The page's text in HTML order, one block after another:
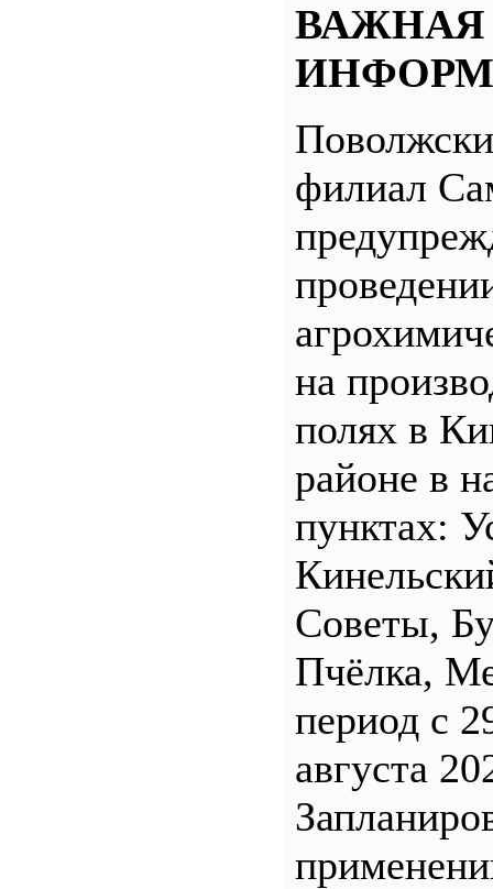
ВАЖНАЯ
филиал
на
полях в
районе в
пунктах:
Советы,
Пчёлка,
период с
августа